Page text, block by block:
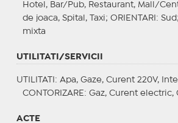
Hotel, Bar/Pub, Restaurant, Mall/
de joaca, Spital, Taxi; ORIENTARI : Sud;
mixta
UTILITATI/SERVICII
UTILITATI : Apa, Gaze, Curent 220V,
CONTORIZARE : Gaz, Curent electric,
ACTE